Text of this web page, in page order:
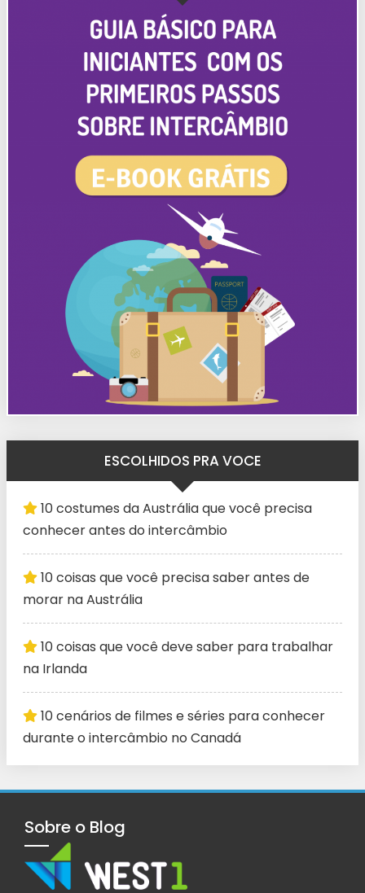
ESCOLHIDOS PRA VOCE
10 costumes da Austrália que você precisa
conhecer antes do intercâmbio
10 coisas que você precisa saber antes de
morar na Austrália
10 coisas que você deve saber para trabalhar
na Irlanda
10 cenários de filmes e séries para conhecer
durante o intercâmbio no Canadá
Sobre o Blog